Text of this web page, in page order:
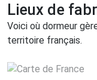
Lieux de
Voici où dormeur
territoire français.